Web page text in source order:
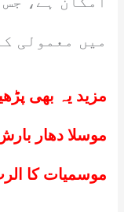
میں معمولی
مزید یہ بھی
موسلا دھار
موسمیات کا